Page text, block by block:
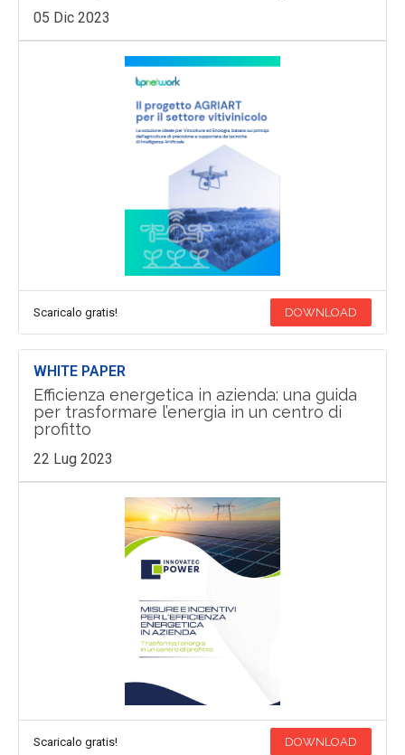
05 Dic 2023
Scaricalo gratis! DOWNLOAD
WHITE PAPER
Efficienza energetica in azienda: una guida
per trasformare l’energia in un centro di
profitto
22 Lug 2023
Scaricalo gratis! DOWNLOAD